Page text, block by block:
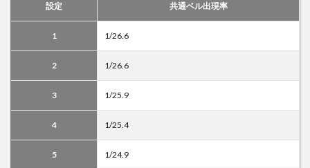
設定 共通ベル出現率
1 1/26.6
2 1/26.6
3 1/25.9
4 1/25.4
5 1/24.9